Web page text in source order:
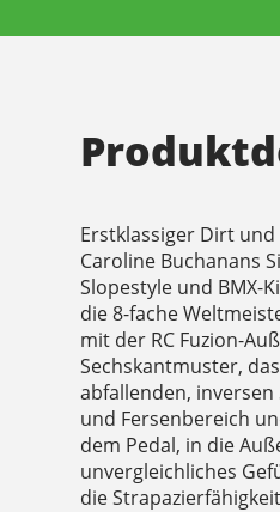
Erstklassiger Dirt und
Caroline Buchanans
Slopestyle und BMX-
die 8-fache
mit der RC Fuzion-
Sechskantmuster,
abfallenden,
und Fersenbereich
dem Pedal, in die
unvergleichliches
die